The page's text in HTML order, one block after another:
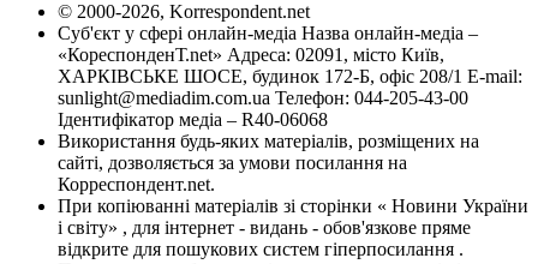
© 2000-2026, Korrespondent.net
Суб'єкт у сфері онлайн-медіа Назва онлайн-медіа –
«КореспонденТ.net» Адреса: 02091, місто Київ,
ХАРКІВСЬКЕ ШОСЕ, будинок 172-Б, офіс 208/1 E-mail:
sunlight@mediadim.com.ua Телефон: 044-205-43-00
Ідентифікатор медіа – R40-06068
Використання будь-яких матеріалів, розміщених на
сайті, дозволяється за умови посилання на
Корреспондент.net.
При копіюванні матеріалів зі сторінки « Новини України
і світу» , для інтернет - видань - обов'язкове пряме
відкрите для пошукових систем гіперпосилання .